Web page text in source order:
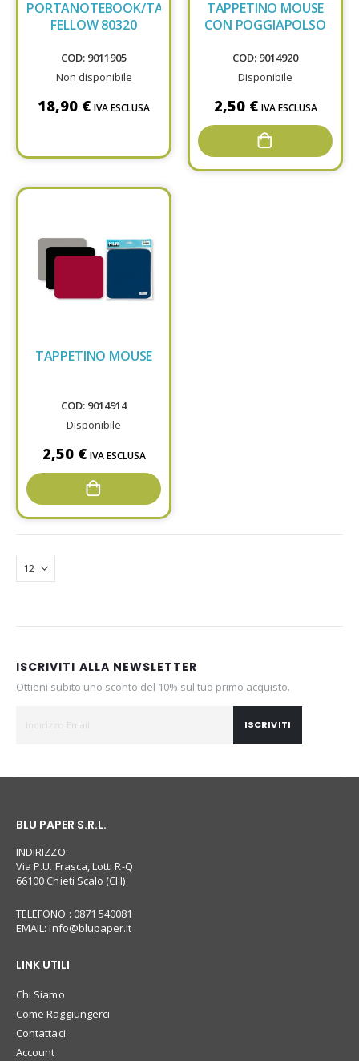
PORTANOTEBOOK/TASTIERA
FELLOW 80320
COD: 9011905
Non disponibile
18,90 € IVA ESCLUSA
TAPPETINO MOUSE
CON POGGIAPOLSO
COD: 9014920
Disponibile
2,50 € IVA ESCLUSA
TAPPETINO MOUSE
COD: 9014914
Disponibile
2,50 € IVA ESCLUSA
ISCRIVITI ALLA NEWSLETTER
Ottieni subito uno sconto del 10% sul tuo primo acquisto.
ISCRIVITI
BLU PAPER S.R.L.
INDIRIZZO:
Via P.U. Frasca, Lotti R-Q
66100 Chieti Scalo (CH)
TELEFONO : 0871 540081
EMAIL:info@blupaper.it
LINK UTILI
Chi Siamo
Come Raggiungerci
Contattaci
Account